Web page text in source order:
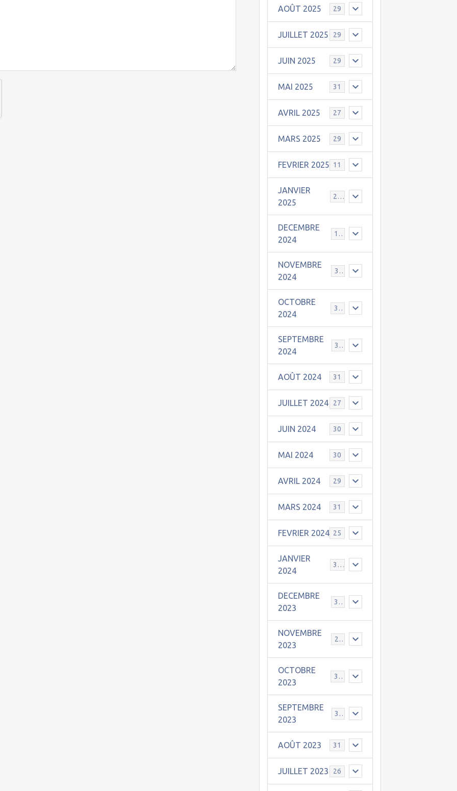
AOÛT 2025 29
JUILLET 2025 29
JUIN 2025 29
MAI 2025 31
AVRIL 2025 27
MARS 2025 29
FEVRIER 2025 11
JANVIER
2025
25
DECEMBRE
2024
19
NOVEMBRE
2024
30
OCTOBRE
2024
31
SEPTEMBRE
2024
30
AOÛT 2024 31
JUILLET 2024 27
JUIN 2024 30
MAI 2024 30
AVRIL 2024 29
MARS 2024 31
FEVRIER 2024 25
JANVIER
2024
30
DECEMBRE
2023
31
NOVEMBRE
2023
24
OCTOBRE
2023
31
SEPTEMBRE
2023
30
AOÛT 2023 31
JUILLET 2023 26